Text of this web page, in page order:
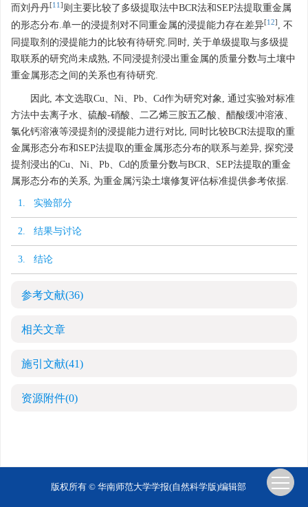
而刘丹丹[11 ] 则主要比较了多级提取法中BCR法和SEP法提取重金属
的形态分布.单一的浸提剂对不同重金属的浸提能力存在差异[12] , 不
同提取剂的浸提能力的比较有待研究.同时, 关于单级提取与多级提
取联系的研究尚未成熟, 不同浸提剂浸出重金属的质量分数与土壤中
重金属形态之间的关系也有待研究.
因此, 本文选取Cu、Ni、Pb、Cd作为研究对象, 通过实验对标准
方法中去离子水、硫酸-硝酸、二乙烯三胺五乙酸、醋酸缓冲溶液、
氯化钙溶液等浸提剂的浸提能力进行对比, 同时比较BCR法提取的重
金属形态分布和SEP法提取的重金属形态分布的联系与差异, 探究浸
提剂浸出的Cu、Ni、Pb、Cd的质量分数与BCR、SEP法提取的重金
属形态分布的关系, 为重金属污染土壤修复评估标准提供参考依据.
1. 实验部分
2. 结果与讨论
3. 结论
参考文献(36)
相关文章
施引文献(41)
资源附件(0)
版权所有 © 华南师范大学学报(自然科学版)编辑部